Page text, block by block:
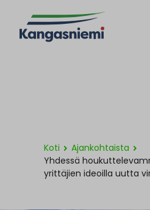
Koti
Ajankohtaista
Yhdessä
yrittäjien ideoilla uutta